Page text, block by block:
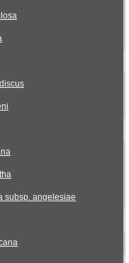
subsp. angelesiae